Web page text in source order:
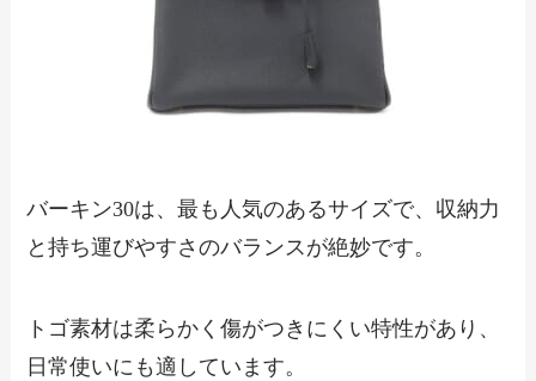
バーキン30は、最も人気のあるサイズで、収納力
と持ち運びやすさのバランスが絶妙です。
トゴ素材は柔らかく傷がつきにくい特性があり、
日常使いにも適しています。